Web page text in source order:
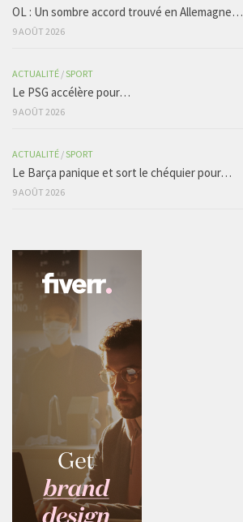
OL : Un sombre accord trouvé en Allemagne…
9 AOÛT 2026
ACTUALITÉ /SPORT
Le PSG accélère pour…
9 AOÛT 2026
ACTUALITÉ /SPORT
Le Barça panique et sort le chéquier pour…
9 AOÛT 2026